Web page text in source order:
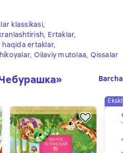
klassikasi,
, Ertaklar,
haqida ertaklar,
, Oilaviy mutolaa, Qissalar
» Barcha